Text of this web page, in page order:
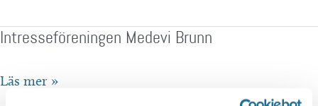
Intresseföreningen Medevi Brunn
Intresseföreningen
Läs mer »